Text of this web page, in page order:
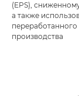
(EPS),
а также
переработанного
производства